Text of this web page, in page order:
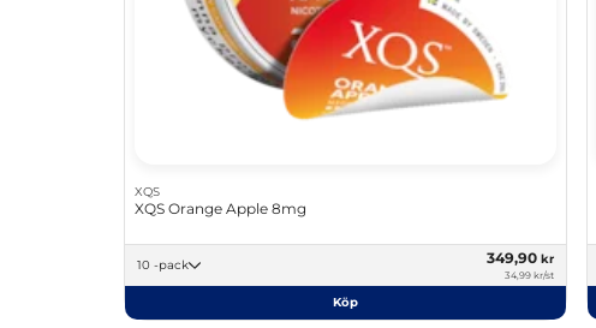
XQS
XQS Orange Apple 8mg
10 -pack 349,90 kr
34,99 kr/st
Köp